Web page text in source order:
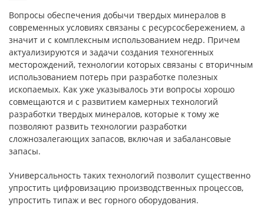
Вопросы обеспечения добычи твердых минералов в
современных условиях связаны с ресурсосбережением, а
значит и с комплексным использованием недр. Причем
актуализируются и задачи создания техногенных
месторождений, технологии которых связаны с вторичным
использованием потерь при разработке полезных
ископаемых. Как уже указывалось эти вопросы хорошо
совмещаются и с развитием камерных технологий
разработки твердых минералов, которые к тому же
позволяют развить технологии разработки
сложнозалегающих запасов, включая и забалансовые
запасы.
Универсальность таких технологий позволит существенно
упростить цифровизацию производственных процессов,
упростить типаж и вес горного оборудования.